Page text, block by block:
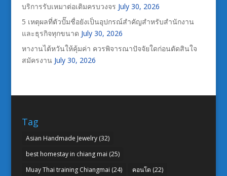
บริการรับเหมาต่อเติมครบวงจร July 30, 2026
5 เหตุผลที่ตัวปั๊มชื่อยังเป็นอุปกรณ์สำคัญสำหรับสำนักงาน
และธุรกิจทุกขนาด July 30, 2026
หางานไต้หวันให้คุ้มค่า ควรพิจารณาปัจจัยใดก่อนตัดสินใจ
สมัครงาน July 30, 2026
Tag
Asian Handmade Jewelry(32)
best homestay in chiang mai (25)
Muay Thai training Chiangmai (24) คอนโด (22)